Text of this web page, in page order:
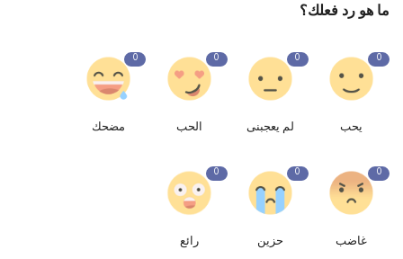
ما هو رد فعلك؟
0
يحب
0
لم يعجبنى
0
الحب
0
مضحك
0
غاضب
0
حزين
0
رائع